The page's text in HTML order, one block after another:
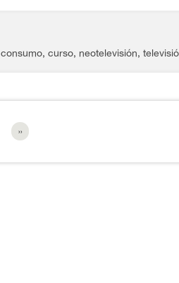
consumo, curso, neotelevisión,
››